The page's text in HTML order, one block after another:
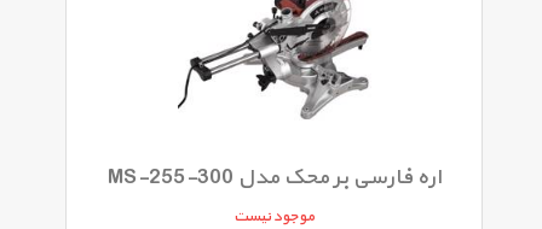
اره فارسی بر محک مدل MS-255-300
موجود نیست